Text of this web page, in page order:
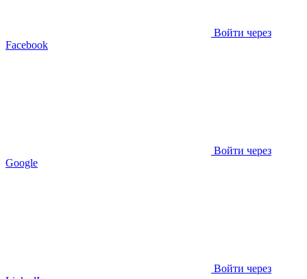
Войти через
Facebook
Войти через
Google
Войти через